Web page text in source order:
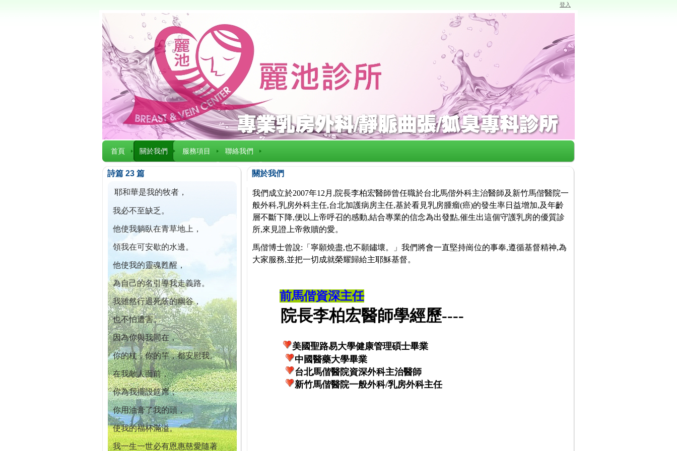
登入
首頁 關於我們 服務項目 聯絡我們
詩篇 23 篇
耶和華是我的牧者，
我必不至缺乏。
他使我躺臥在青草地上，
領我在可安歇的水邊。
他使我的靈魂甦醒，
為自己的名引導我走義路。
我雖然行過死蔭的幽谷，
也不怕遭害。
因為你與我同在，
你的杖，你的竿，都安慰我。
在我敵人面前，
你為我擺設筵席；
你用油膏了我的頭，
使我的福杯滿溢。
我一生一世必有恩惠慈愛隨著
關於我們
我們成立於2007年12月,院長李柏宏醫師曾任職於台北馬偕外科主治醫師及新竹馬偕醫院一
般外科,乳房外科主任,台北加護病房主任,基於看見乳房腫瘤(癌)的發生率日益增加,及年齡
層不斷下降,便以上帝呼召的感動,結合專業的信念為出發點,催生出這個守護乳房的優質診
所,來見證上帝救贖的愛。
馬偕博士曾說:「寧願燒盡,也不願鏽壞。」我們將會一直堅持崗位的事奉,遵循基督精神,為
大家服務,並把一切成就榮耀歸給主耶穌基督。
前馬偕資深主任
院長李柏宏醫師學經歷----
美國聖路易大學健康管理碩士畢業
中國醫藥大學畢業
台北馬偕醫院資深外科主治醫師
新竹馬偕醫院一般外科/乳房外科主任